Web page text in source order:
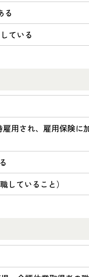
る
ている
用され、雇用保険に
ていること）